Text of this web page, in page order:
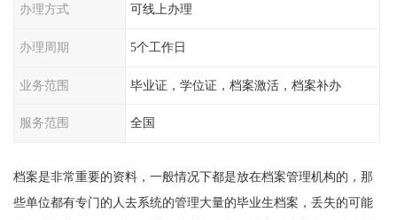
办理方式 可线上办理
办理周期 5个工作日
业务范围 毕业证，学位证，档案激活，档案补办
服务范围 全国
档案是非常重要的资料，一般情况下都是放在档案管理机构的，那
些单位都有专门的人去系统的管理大量的毕业生档案，丢失的可能